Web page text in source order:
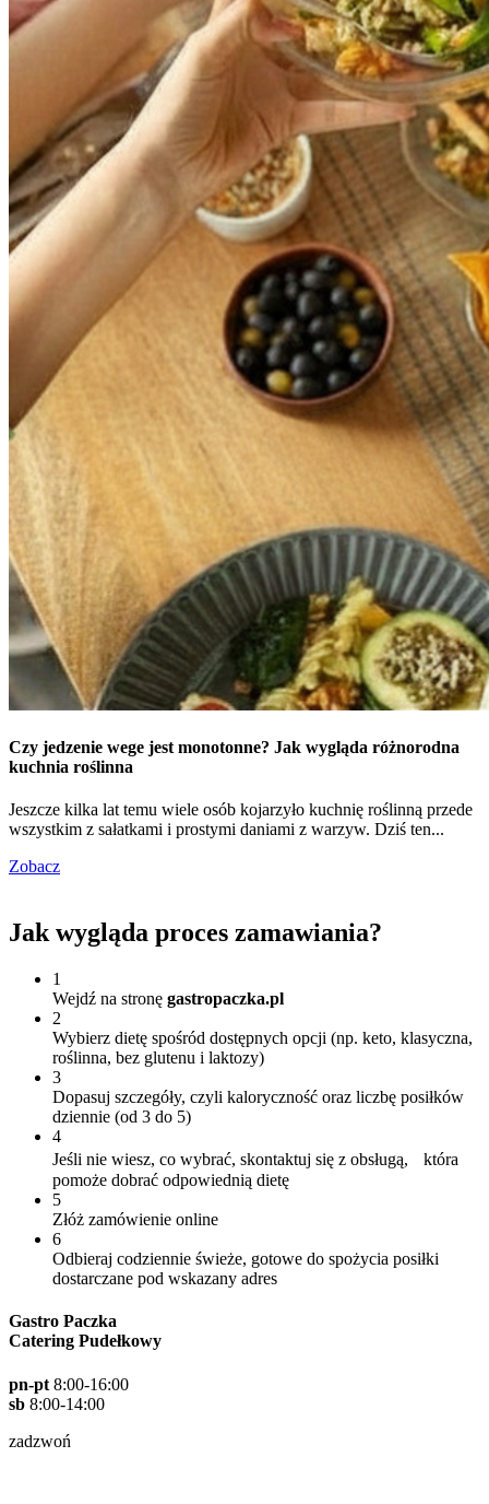
Czy jedzenie wege jest monotonne? Jak wygląda różnorodna
kuchnia roślinna
Jeszcze kilka lat temu wiele osób kojarzyło kuchnię roślinną przede
wszystkim z sałatkami i prostymi daniami z warzyw. Dziś ten...
Zobacz
Jak wygląda proces zamawiania?
1
Wejdź na stronę gastropaczka.pl
2
Wybierz dietę spośród dostępnych opcji (np. keto, klasyczna,
roślinna, bez glutenu i laktozy)
3
Dopasuj szczegóły, czyli kaloryczność oraz liczbę posiłków
dziennie (od 3 do 5)
4
Jeśli nie wiesz, co wybrać, skontaktuj się z obsługą, która
pomoże dobrać odpowiednią dietę
5
Złóż zamówienie online
6
Odbieraj codziennie świeże, gotowe do spożycia posiłki
dostarczane pod wskazany adres
Gastro Paczka
Catering Pudełkowy
pn-pt 8:00-16:00
sb 8:00-14:00
zadzwoń